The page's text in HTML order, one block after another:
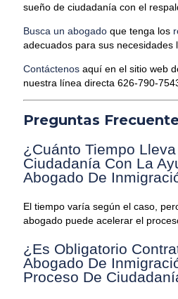
sueño de ciudadanía con el
Busca un abogado que tenga los
adecuados para sus necesidades
Contáctenos aquí en el sitio web
nuestra línea directa 626-790-
Preguntas
¿Cuánto Tiempo
Ciudadanía Con La
Abogado De
El tiempo varía según el caso,
abogado puede acelerar el
¿Es Obligatorio
Abogado De
Proceso De